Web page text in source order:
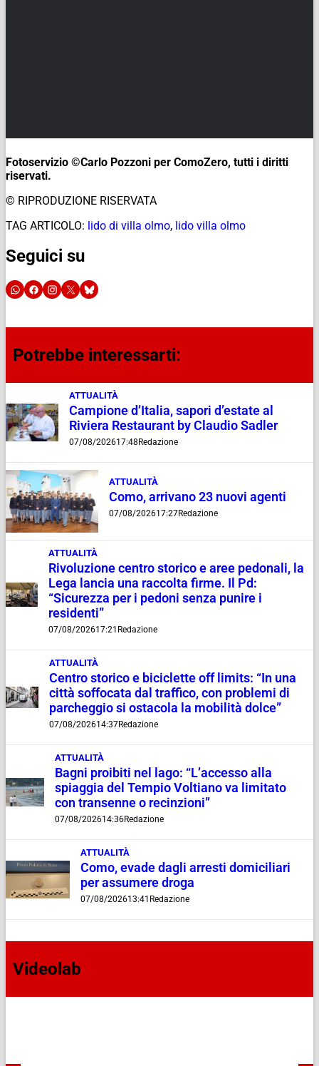
Fotoservizio ©Carlo Pozzoni per ComoZero, tutti i diritti
riservati.
© RIPRODUZIONE RISERVATA
TAG ARTICOLO: lido di villa olmo, lido villa olmo
Seguici su
Potrebbe interessarti:
ATTUALITÀ
Campione d’Italia, sapori d’estate al
Riviera Restaurant by Claudio Sadler
07/08/202617:48 Redazione
ATTUALITÀ
Como, arrivano 23 nuovi agenti
07/08/202617:27Redazione
ATTUALITÀ
Rivoluzione centro storico e aree pedonali, la
Lega lancia una raccolta firme. Il Pd:
“Sicurezza per i pedoni senza punire i
residenti”
07/08/202617:21 Redazione
ATTUALITÀ
Centro storico e biciclette off limits: “In una
città soffocata dal traffico, con problemi di
parcheggio si ostacola la mobilità dolce”
07/08/202614:37Redazione
ATTUALITÀ
Bagni proibiti nel lago: “L’accesso alla
spiaggia del Tempio Voltiano va limitato
con transenne o recinzioni”
07/08/202614:36Redazione
ATTUALITÀ
Como, evade dagli arresti domiciliari
per assumere droga
07/08/202613:41 Redazione
Videolab